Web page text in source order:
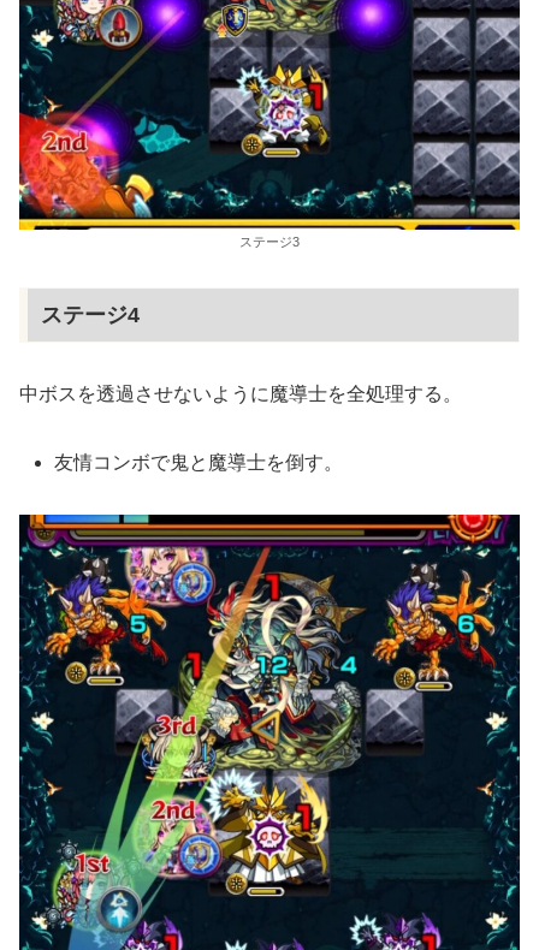
ステージ3
ステージ4
中ボスを透過させないように魔導士を全処理する。
友情コンボで鬼と魔導士を倒す。